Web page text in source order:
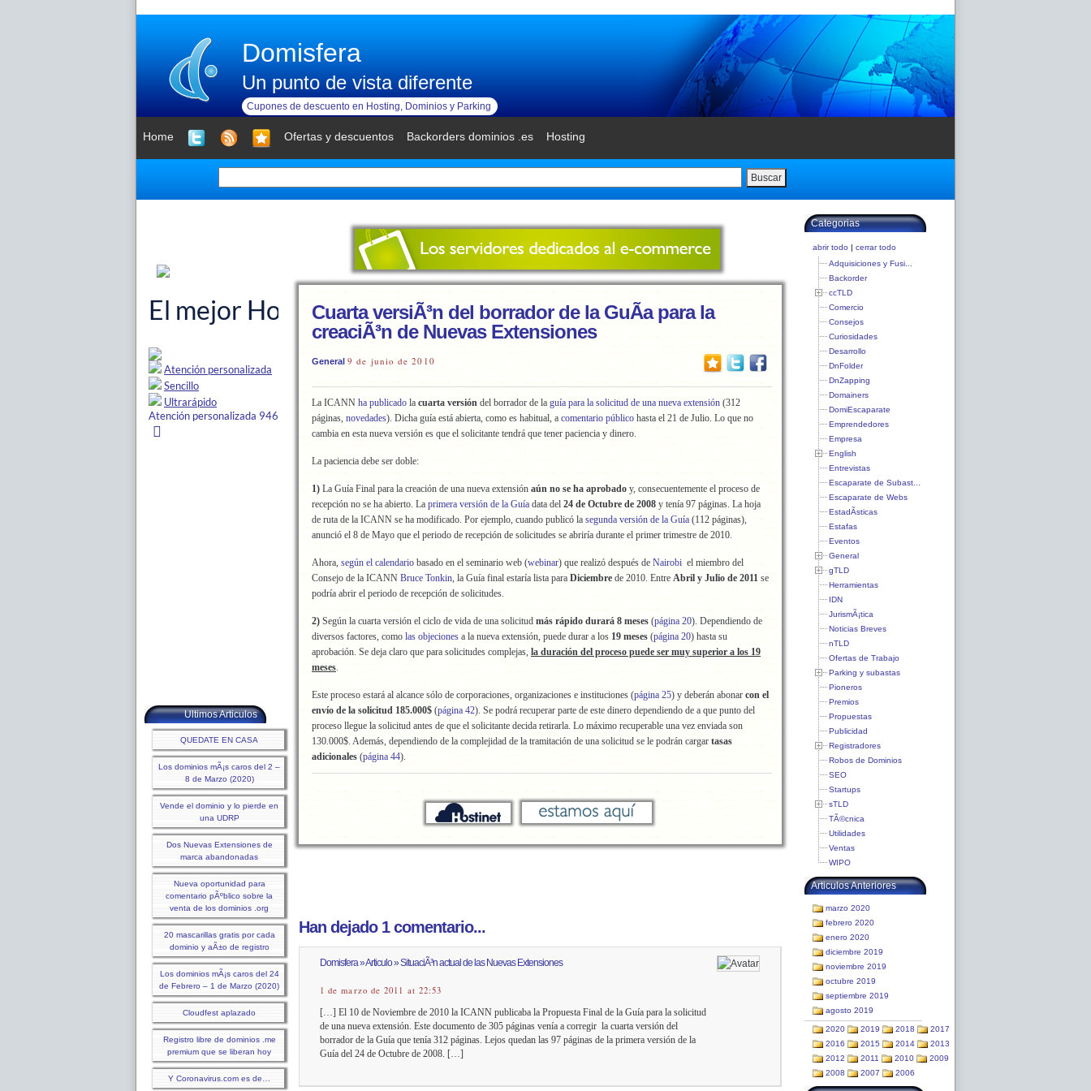
Domisfera
Un punto de vista diferente
Cupones de descuento en Hosting, Dominios y Parking
Home Ofertas y descuentos Backorders dominios .es Hosting
Buscar
Ultimos Articulos
QUEDATE EN CASA
Los dominios mÃ¡s caros del 2 –
8 de Marzo (2020)
Vende el dominio y lo pierde en
una UDRP
Dos Nuevas Extensiones de
marca abandonadas
Nueva oportunidad para
comentario pÃºblico sobre la
venta de los dominios .org
20 mascarillas gratis por cada
dominio y aÃ±o de registro
Los dominios mÃ¡s caros del 24
de Febrero – 1 de Marzo (2020)
Cloudfest aplazado
Registro libre de dominios .me
premium que se liberan hoy
Y Coronavirus.com es de…
Cuarta versiÃ³n del borrador de la GuÃ­a para la
creaciÃ³n de Nuevas Extensiones
General 9 de junio de 2010
La ICANN ha publicado la cuarta versión del borrador de la guía para la solicitud de una nueva extensión (312
páginas, novedades). Dicha guía está abierta, como es habitual, a comentario público hasta el 21 de Julio. Lo que no
cambia en esta nueva versión es que el solicitante tendrá que tener paciencia y dinero.
La paciencia debe ser doble:
1) La Guía Final para la creación de una nueva extensión aún no se ha aprobado y, consecuentemente el proceso de
recepción no se ha abierto. La primera versión de la Guía data del 24 de Octubre de 2008 y tenía 97 páginas. La hoja
de ruta de la ICANN se ha modificado. Por ejemplo, cuando publicó la segunda versión de la Guía (112 páginas),
anunció el 8 de Mayo que el periodo de recepción de solicitudes se abriría durante el primer trimestre de 2010.
Ahora, según el calendario basado en el seminario web (webinar) que realizó después de Nairobi el miembro del
Consejo de la ICANN Bruce Tonkin, la Guía final estaría lista para Diciembre de 2010. Entre Abril y Julio de 2011 se
podría abrir el periodo de recepción de solicitudes.
2) Según la cuarta versión el ciclo de vida de una solicitud más rápido durará 8 meses (página 20). Dependiendo de
diversos factores, como las objeciones a la nueva extensión, puede durar a los 19 meses (página 20) hasta su
aprobación. Se deja claro que para solicitudes complejas, la duración del proceso puede ser muy superior a los 19
meses.
Este proceso estará al alcance sólo de corporaciones, organizaciones e instituciones (página 25) y deberán abonar con el
envío de la solicitud 185.000$ (página 42). Se podrá recuperar parte de este dinero dependiendo de a que punto del
proceso llegue la solicitud antes de que el solicitante decida retirarla. Lo máximo recuperable una vez enviada son
130.000$. Además, dependiendo de la complejidad de la tramitación de una solicitud se le podrán cargar tasas
adicionales (página 44).
Han dejado 1 comentario...
Domisfera » Articulo » SituaciÃ³n actual de las Nuevas Extensiones
1 de marzo de 2011 at 22:53
[…] El 10 de Noviembre de 2010 la ICANN publicaba la Propuesta Final de la Guía para la solicitud
de una nueva extensión. Este documento de 305 páginas venía a corregir la cuarta versión del
borrador de la Guía que tenía 312 páginas. Lejos quedan las 97 páginas de la primera versión de la
Guía del 24 de Octubre de 2008. […]
Categorias
abrir todo | cerrar todo
Adquisiciones y Fusi...
Backorder
ccTLD
Comercio
Consejos
Curiosidades
Desarrollo
DnFolder
DnZapping
Domainers
DomiEscaparate
Emprendedores
Empresa
English
Entrevistas
Escaparate de Subast...
Escaparate de Webs
EstadÃ­sticas
Estafas
Eventos
General
gTLD
Herramientas
IDN
JurismÃ¡tica
Noticias Breves
nTLD
Ofertas de Trabajo
Parking y subastas
Pioneros
Premios
Propuestas
Publicidad
Registradores
Robos de Dominios
SEO
Startups
sTLD
TÃ©cnica
Utilidades
Ventas
WIPO
Articulos Anteriores
marzo 2020
febrero 2020
enero 2020
diciembre 2019
noviembre 2019
octubre 2019
septiembre 2019
agosto 2019
2020 2019 2018
2017
2016
2015 2014
2013
2012
2011 2010
2009
2008
2007 2006